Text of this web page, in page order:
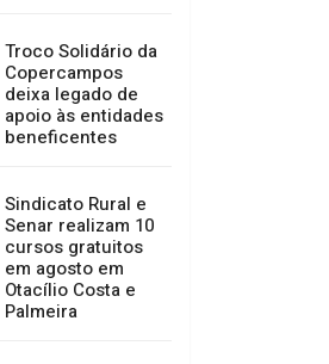
Troco Solidário da
Copercampos
deixa legado de
apoio às entidades
beneficentes
Sindicato Rural e
Senar realizam 10
cursos gratuitos
em agosto em
Otacílio Costa e
Palmeira